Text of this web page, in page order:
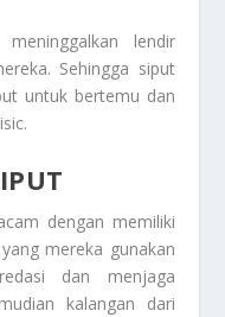
lendir
Sehingga siput
untuk bertemu dan
dengan memiliki
mereka gunakan
dan menjaga
kalangan dari